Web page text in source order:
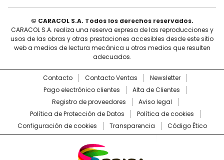
© CARACOL S.A. Todos los derechos reservados.
CARACOL S.A. realiza una reserva expresa de las reproducciones y
usos de las obras y otras prestaciones accesibles desde este sitio
web a medios de lectura mecánica u otros medios que resulten
adecuados.
Contacto Contacto Ventas
Newsletter
Pago electrónico clientes
Alta de Clientes
Registro de proveedores
Aviso legal
Política de Protección de Datos
Política de cookies
Configuración de cookies
Transparencia Código Ético